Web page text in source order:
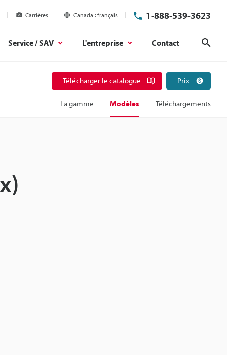
Carrières Canada français 1-888-539-3623
Service / SAV L'entreprise Contact
Télécharger le catalogue Prix
La gamme Modèles Téléchargements